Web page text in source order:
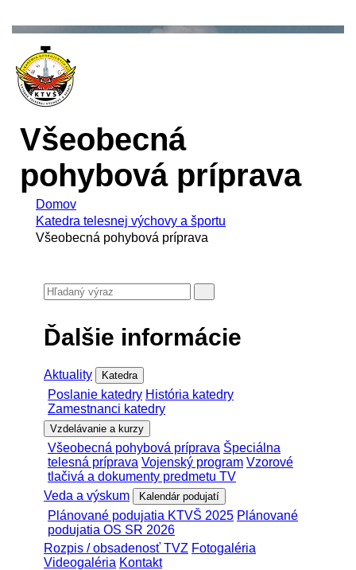
Všeobecná
pohybová príprava
Domov
Katedra telesnej výchovy a športu
Všeobecná pohybová príprava
Ďalšie informácie
Aktuality Katedra
Poslanie katedry História katedry
Zamestnanci katedry
Vzdelávanie a kurzy
Všeobecná pohybová príprava Špeciálna
telesná príprava Vojenský program Vzorové
tlačivá a dokumenty predmetu TV
Veda a výskum
Kalendár podujatí
Plánované podujatia KTVŠ 2025 Plánované
podujatia OS SR 2026
Rozpis / obsadenosť TVZ Fotogaléria
Videogaléria Kontakt